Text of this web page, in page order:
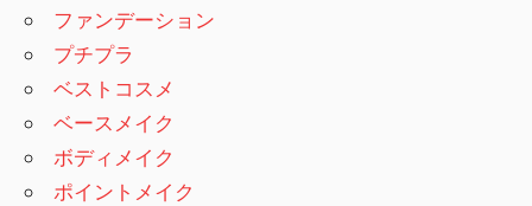
ファンデーション
プチプラ
ベストコスメ
ベースメイク
ボディメイク
ポイントメイク